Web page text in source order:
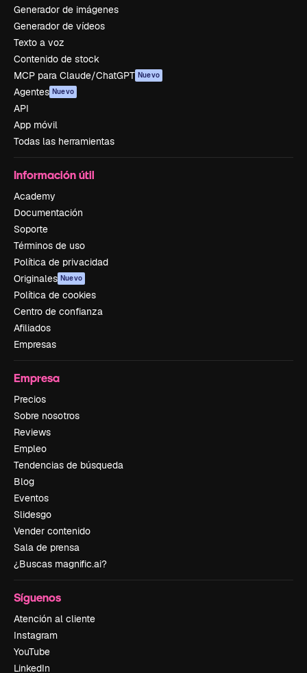
Generador de imágenes
Generador de vídeos
Texto a voz
Contenido de stock
MCP para Claude/ChatGPT Nuevo
Agentes Nuevo
API
App móvil
Todas las herramientas
Información útil
Academy
Documentación
Soporte
Términos de uso
Política de privacidad
Originales Nuevo
Política de cookies
Centro de confianza
Afiliados
Empresas
Empresa
Precios
Sobre nosotros
Reviews
Empleo
Tendencias de búsqueda
Blog
Eventos
Slidesgo
Vender contenido
Sala de prensa
¿Buscas magnific.ai?
Síguenos
Atención al cliente
Instagram
YouTube
LinkedIn